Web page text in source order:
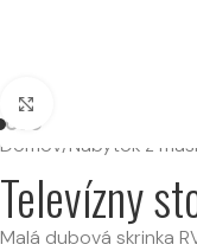
Domov/Nábytok z
Televízny
Malá dubová skrinka